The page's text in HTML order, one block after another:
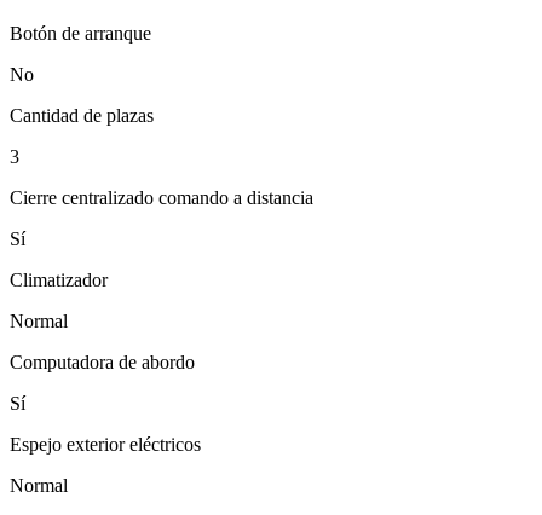
Botón de arranque
No
Cantidad de plazas
3
Cierre centralizado comando a distancia
Sí
Climatizador
Normal
Computadora de abordo
Sí
Espejo exterior eléctricos
Normal